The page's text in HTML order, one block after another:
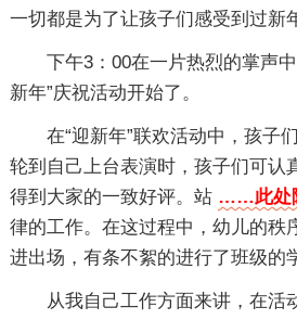
一切都是为了让孩子们感受到过新
下午3：00在一片热烈的掌声
新年”庆祝活动开始了。
在“迎新年”联欢活动中，孩子
轮到自己上台表演时，孩子们可认
得到大家的一致好评。站 ……此处
律的工作。在这过程中，幼儿的秩
进出场，有条不絮的进行了班级的
从我自己工作方面来讲，在活